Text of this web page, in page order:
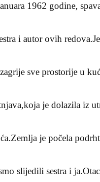
1962 godine,
i autor ovih
sve prostorije u
je dolazila iz
je počela
slijedili sestra i